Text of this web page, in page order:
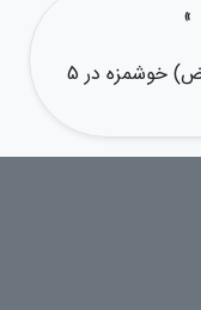
»
طرز تهیه سوپ بیمارستانی (سوپ مریض) خوشمزه در 5